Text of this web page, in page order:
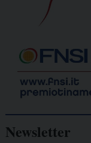
Newsletter